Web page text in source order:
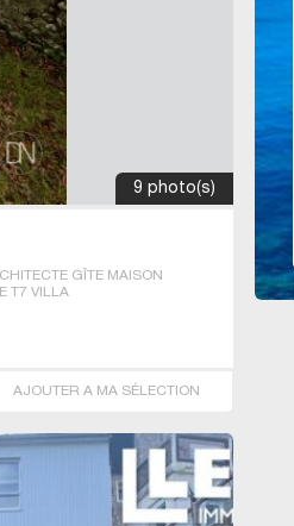
9 photo(s)
GÎTE MAISON
T7 VILLA
AJOUTER A MA SÉLECTION